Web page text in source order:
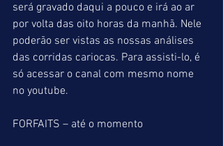
será gravado daqui a pouco e irá ao ar
por volta das oito horas da manhã. Nele
poderão ser vistas as nossas análises
das corridas cariocas. Para assisti-lo, é
só acessar o canal com mesmo nome
no youtube.
FORFAITS – até o momento